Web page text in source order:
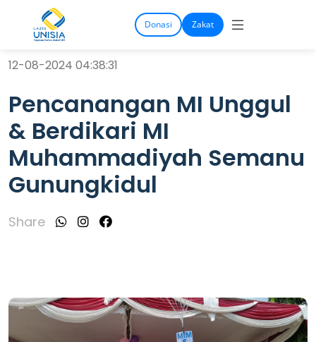
Donasi Zakat
12-08-2024 04:38:31
Pencanangan MI Unggul
& Berdikari MI
Muhammadiyah Semanu
Gunungkidul
Share